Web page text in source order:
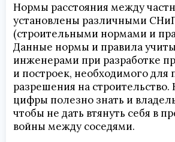
Нормы расстояния между
установлены различными
(строительными нормами и
Данные нормы и правила
инженерами при разработке
и построек, необходимого для
разрешения на
цифры полезно знать и
чтобы не дать втянуть себя в
войны между соседями.